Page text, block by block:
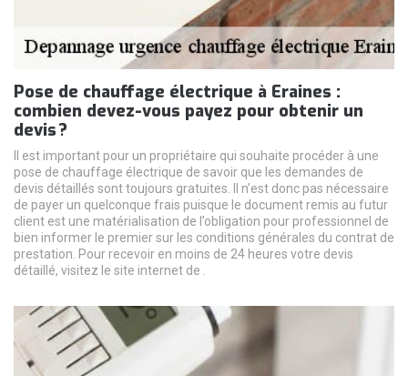
Pose de chauffage électrique à Eraines :
combien devez-vous payez pour obtenir un
devis ?
Il est important pour un propriétaire qui souhaite procéder à une
pose de chauffage électrique de savoir que les demandes de
devis détaillés sont toujours gratuites. Il n’est donc pas nécessaire
de payer un quelconque frais puisque le document remis au futur
client est une matérialisation de l’obligation pour professionnel de
bien informer le premier sur les conditions générales du contrat de
prestation. Pour recevoir en moins de 24 heures votre devis
détaillé, visitez le site internet de .